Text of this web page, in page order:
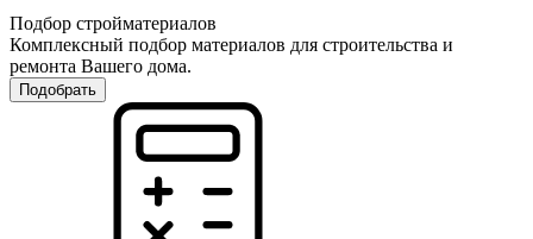
Подбор стройматериалов
Комплексный подбор материалов для строительства и
ремонта Вашего дома.
Подобрать